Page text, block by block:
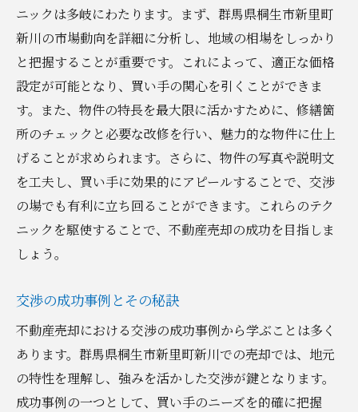
ニックは多岐にわたります。まず、群馬県桐生市新里町
新川の市場動向を詳細に分析し、地域の相場をしっかり
と把握することが重要です。これによって、適正な価格
設定が可能となり、買い手の関心を引くことができま
す。また、物件の特長を最大限に活かすために、修繕箇
所のチェックと必要な改修を行い、魅力的な物件に仕上
げることが求められます。さらに、物件の写真や説明文
を工夫し、買い手に効果的にアピールすることで、交渉
の場でも有利に立ち回ることができます。これらのテク
ニックを駆使することで、不動産売却の成功を目指しま
しょう。
交渉の成功事例とその秘訣
不動産売却における交渉の成功事例から学ぶことは多く
あります。群馬県桐生市新里町新川での売却では、地元
の特性を理解し、強みを活かした交渉が鍵となります。
成功事例の一つとして、買い手のニーズを的確に把握